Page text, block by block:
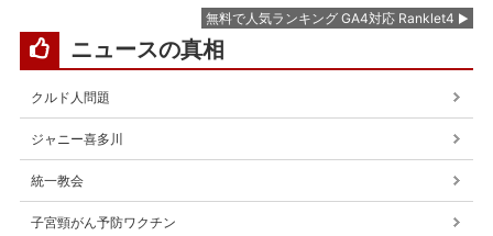
無料で人気ランキング GA4対応 Ranklet4
ニュースの真相
クルド人問題
ジャニー喜多川
統一教会
子宮頸がん予防ワクチン